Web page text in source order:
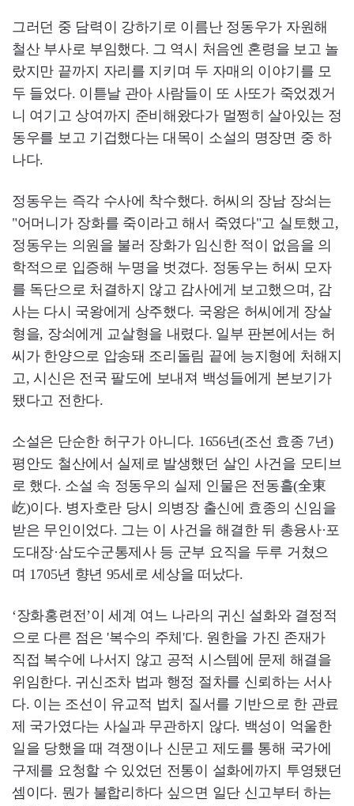
그러던 중 담력이 강하기로 이름난 정동우가 자원해
철산 부사로 부임했다. 그 역시 처음엔 혼령을 보고 놀
랐지만 끝까지 자리를 지키며 두 자매의 이야기를 모
두 들었다. 이튿날 관아 사람들이 또 사또가 죽었겠거
니 여기고 상여까지 준비해왔다가 멀쩡히 살아있는 정
동우를 보고 기겁했다는 대목이 소설의 명장면 중 하
나다.
정동우는 즉각 수사에 착수했다. 허씨의 장남 장쇠는
"어머니가 장화를 죽이라고 해서 죽였다"고 실토했고,
정동우는 의원을 불러 장화가 임신한 적이 없음을 의
학적으로 입증해 누명을 벗겼다. 정동우는 허씨 모자
를 독단으로 처결하지 않고 감사에게 보고했으며, 감
사는 다시 국왕에게 상주했다. 국왕은 허씨에게 장살
형을, 장쇠에게 교살형을 내렸다. 일부 판본에서는 허
씨가 한양으로 압송돼 조리돌림 끝에 능지형에 처해지
고, 시신은 전국 팔도에 보내져 백성들에게 본보기가
됐다고 전한다.
소설은 단순한 허구가 아니다. 1656년(조선 효종 7년)
평안도 철산에서 실제로 발생했던 살인 사건을 모티브
로 했다. 소설 속 정동우의 실제 인물은 전동흘(全東
屹)이다. 병자호란 당시 의병장 출신에 효종의 신임을
받은 무인이었다. 그는 이 사건을 해결한 뒤 총융사·포
도대장·삼도수군통제사 등 군부 요직을 두루 거쳤으
며 1705년 향년 95세로 세상을 떠났다.
‘장화홍련전’이 세계 여느 나라의 귀신 설화와 결정적
으로 다른 점은 '복수의 주체'다. 원한을 가진 존재가
직접 복수에 나서지 않고 공적 시스템에 문제 해결을
위임한다. 귀신조차 법과 행정 절차를 신뢰하는 서사
다. 이는 조선이 유교적 법치 질서를 기반으로 한 관료
제 국가였다는 사실과 무관하지 않다. 백성이 억울한
일을 당했을 때 격쟁이나 신문고 제도를 통해 국가에
구제를 요청할 수 있었던 전통이 설화에까지 투영됐던
셈이다. 뭔가 불합리하다 싶으면 일단 신고부터 하는